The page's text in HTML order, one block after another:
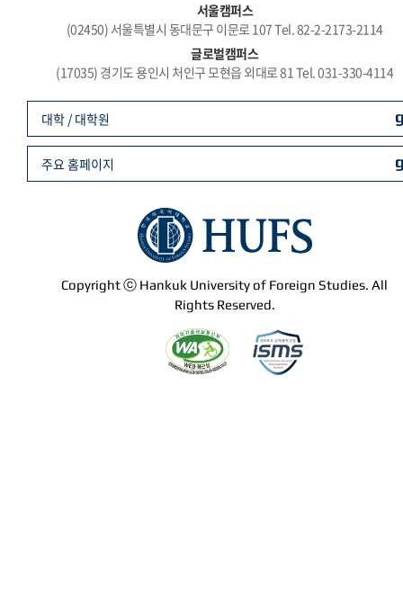
서울캠퍼스
(02450) 서울특별시 동대문구 이문로 107 Tel. 82-2-2173-2114
글로벌캠퍼스
(17035) 경기도 용인시 처인구 모현읍 외대로 81 Tel. 031-330-4114
Copyright ⓒ Hankuk University of Foreign Studies. All
Rights Reserved.
대학 / 대학원
주요 홈페이지